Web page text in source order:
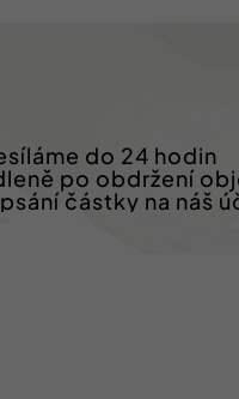
do 24 hodin
po obdržení
částky na náš